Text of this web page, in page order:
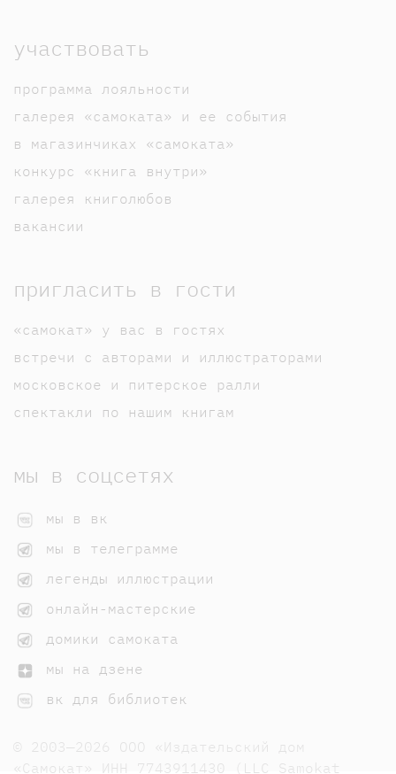
участвовать
программа лояльности
галерея «самоката» и ее события
в магазинчиках «самоката»
конкурс «книга внутри»
галерея книголюбов
вакансии
пригласить в гости
«самокат» у вас в гостях
встречи с авторами и иллюстраторами
московское и питерское ралли
спектакли по нашим книгам
мы в соцсетях
мы в вк
мы в телеграмме
легенды иллюстрации
онлайн-мастерские
домики самоката
мы на дзене
вк для библиотек
© 2003—2026 ООО «Издательский дом
«Самокат» ИНН 7743911430 (LLC Samokat